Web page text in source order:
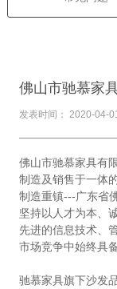
佛山市驰慕家
发表时间： 2020-04-
佛山市驰慕家具有
制造及销售于一体
制造重镇---广东省
坚持以人才为本、
先进的信息技术、
市场竞争中始终具
驰慕家具旗下沙发